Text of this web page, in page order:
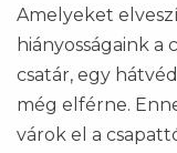
Amelyeket
hiányosságaink a
csatár, egy
még elférne.
várok el a